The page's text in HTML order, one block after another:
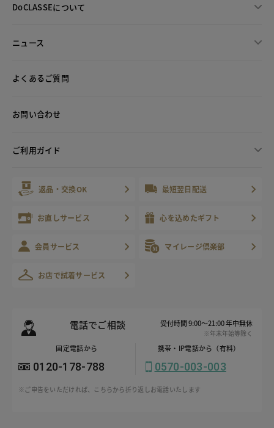
DoCLASSEについて
ニュース
よくあるご質問
お問い合わせ
ご利用ガイド
返品・交換OK 最短翌日配送
お直しサービス 心を込めたギフト
会員サービス マイレージ倶楽部
お店で試着サービス
電話でご相談 受付時間 9:00～21:00 年中無休
※年末年始等除く
固定電話から
0120-178-788
携帯・IP電話から（有料）
0570-003-003
※ご申告をいただければ、こちらから折り返しお電話いたします